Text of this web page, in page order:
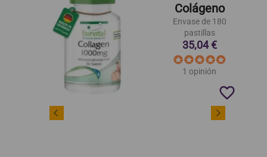
Colágeno
Envase de 180
pastillas
35,04 €
1 opinión
favorite_border